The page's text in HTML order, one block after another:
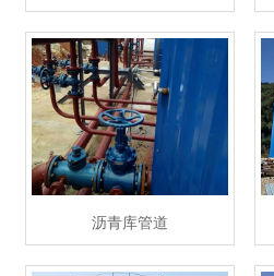
沥青库管道